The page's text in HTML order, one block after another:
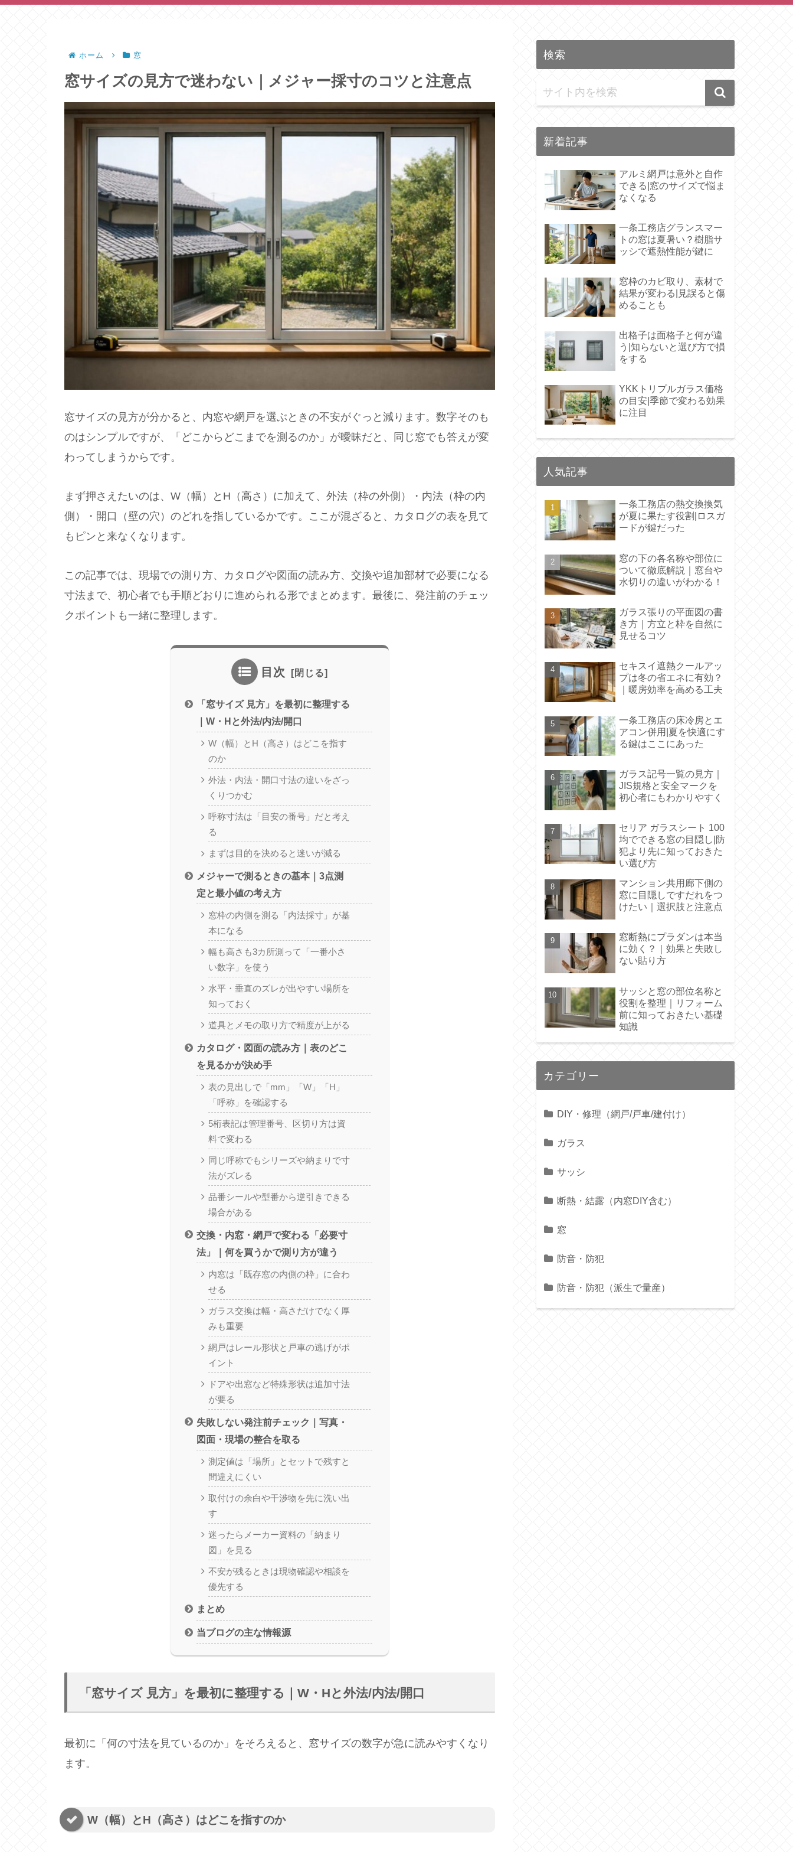
ホーム 窓
窓サイズの見方で迷わない｜メジャー採寸のコツと注意点
窓サイズの見方が分かると、内窓や網戸を選ぶときの不安がぐっと減ります。数字そのも
のはシンプルですが、「どこからどこまでを測るのか」が曖昧だと、同じ窓でも答えが変
わってしまうからです。
まず押さえたいのは、W（幅）とH（高さ）に加えて、外法（枠の外側）・内法（枠の内
側）・開口（壁の穴）のどれを指しているかです。ここが混ざると、カタログの表を見て
もピンと来なくなります。
この記事では、現場での測り方、カタログや図面の読み方、交換や追加部材で必要になる
寸法まで、初心者でも手順どおりに進められる形でまとめます。最後に、発注前のチェッ
クポイントも一緒に整理します。
目次
「窓サイズ 見方」を最初に整理する
｜W・Hと外法/内法/開口
W（幅）とH（高さ）はどこを指す
のか
外法・内法・開口寸法の違いをざっ
くりつかむ
呼称寸法は「目安の番号」だと考え
る
まずは目的を決めると迷いが減る
メジャーで測るときの基本｜3点測
定と最小値の考え方
窓枠の内側を測る「内法採寸」が基
本になる
幅も高さも3カ所測って「一番小さ
い数字」を使う
水平・垂直のズレが出やすい場所を
知っておく
道具とメモの取り方で精度が上がる
カタログ・図面の読み方｜表のどこ
を見るかが決め手
表の見出しで「mm」「W」「H」
「呼称」を確認する
5桁表記は管理番号、区切り方は資
料で変わる
同じ呼称でもシリーズや納まりで寸
法がズレる
品番シールや型番から逆引きできる
場合がある
交換・内窓・網戸で変わる「必要寸
法」｜何を買うかで測り方が違う
内窓は「既存窓の内側の枠」に合わ
せる
ガラス交換は幅・高さだけでなく厚
みも重要
網戸はレール形状と戸車の逃げがポ
イント
ドアや出窓など特殊形状は追加寸法
が要る
失敗しない発注前チェック｜写真・
図面・現場の整合を取る
測定値は「場所」とセットで残すと
間違えにくい
取付けの余白や干渉物を先に洗い出
す
迷ったらメーカー資料の「納まり
図」を見る
不安が残るときは現物確認や相談を
優先する
まとめ
当ブログの主な情報源
「窓サイズ 見方」を最初に整理する｜W・Hと外法/内法/開口
最初に「何の寸法を見ているのか」をそろえると、窓サイズの数字が急に読みやすくなり
ます。
W（幅）とH（高さ）はどこを指すのか
検索
新着記事
アルミ網戸は意外と自作
できる|窓のサイズで悩ま
なくなる
一条工務店グランスマー
トの窓は夏暑い？樹脂サ
ッシで遮熱性能が鍵に
窓枠のカビ取り、素材で
結果が変わる|見誤ると傷
めることも
出格子は面格子と何が違
う|知らないと選び方で損
をする
YKKトリプルガラス価格
の目安|季節で変わる効果
に注目
人気記事
一条工務店の熱交換換気
が夏に果たす役割|ロスガ
ードが鍵だった
窓の下の各名称や部位に
ついて徹底解説｜窓台や
水切りの違いがわかる！
ガラス張りの平面図の書
き方｜方立と枠を自然に
見せるコツ
セキスイ遮熱クールアッ
プは冬の省エネに有効？
｜暖房効率を高める工夫
一条工務店の床冷房とエ
アコン併用|夏を快適にす
る鍵はここにあった
ガラス記号一覧の見方｜
JIS規格と安全マークを
初心者にもわかりやすく
セリア ガラスシート 100
均でできる窓の目隠し|防
犯より先に知っておきた
い選び方
マンション共用廊下側の
窓に目隠しですだれをつ
けたい｜選択肢と注意点
窓断熱にプラダンは本当
に効く？｜効果と失敗し
ない貼り方
サッシと窓の部位名称と
役割を整理｜リフォーム
前に知っておきたい基礎
知識
カテゴリー
DIY・修理（網戸/戸車/建付け）
ガラス
サッシ
断熱・結露（内窓DIY含む）
窓
防音・防犯
防音・防犯（派生で量産）